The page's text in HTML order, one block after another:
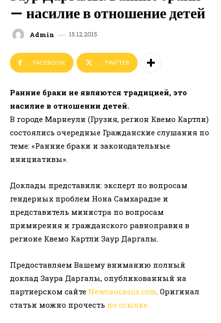
— насилие в отношение детей
Admin 15.12.2015
FACEBOOK TWITTER
Ранние браки не являются традицией, это
насилие в отношении детей.
В городе Марнеули (Грузия, регион Квемо Картли)
состоялись очередные Гражданские слушания по
теме: «Ранние браки и законодательные
инициативы».
Доклады представили: эксперт по вопросам
гендерных проблем Нона Самхарадзе и
представитель министра по вопросам
примирения и гражданского равноправия в
регионе Квемо Картли Заур Даргалы.
Предоставляем Вашему вниманию полный
доклад Заура Даргалы, опубликованный на
партнерском сайте Newcaucasus.com. Оригинал
статьи можно прочесть по ссылке.